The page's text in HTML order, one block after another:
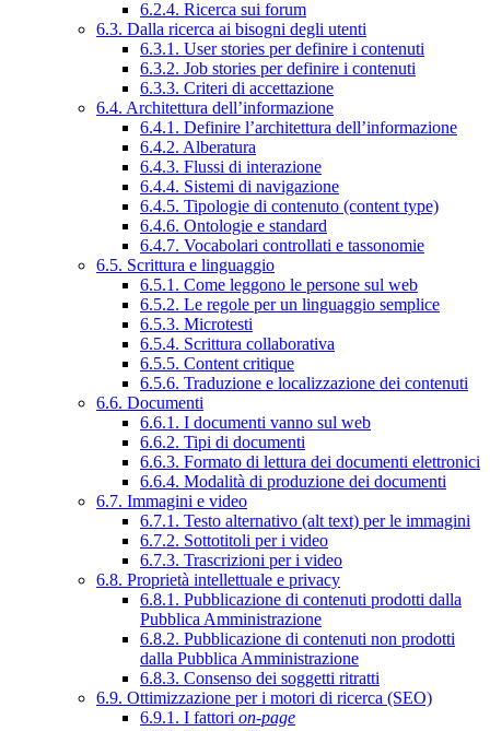
6.2.4. Ricerca sui forum
6.3. Dalla ricerca ai bisogni degli utenti
6.3.1. User stories per definire i contenuti
6.3.2. Job stories per definire i contenuti
6.3.3. Criteri di accettazione
6.4. Architettura dell’informazione
6.4.1. Definire l’architettura dell’informazione
6.4.2. Alberatura
6.4.3. Flussi di interazione
6.4.4. Sistemi di navigazione
6.4.5. Tipologie di contenuto (content type)
6.4.6. Ontologie e standard
6.4.7. Vocabolari controllati e tassonomie
6.5. Scrittura e linguaggio
6.5.1. Come leggono le persone sul web
6.5.2. Le regole per un linguaggio semplice
6.5.3. Microtesti
6.5.4. Scrittura collaborativa
6.5.5. Content critique
6.5.6. Traduzione e localizzazione dei contenuti
6.6. Documenti
6.6.1. I documenti vanno sul web
6.6.2. Tipi di documenti
6.6.3. Formato di lettura dei documenti elettronici
6.6.4. Modalità di produzione dei documenti
6.7. Immagini e video
6.7.1. Testo alternativo (alt text) per le immagini
6.7.2. Sottotitoli per i video
6.7.3. Trascrizioni per i video
6.8. Proprietà intellettuale e privacy
6.8.1. Pubblicazione di contenuti prodotti dalla
Pubblica Amministrazione
6.8.2. Pubblicazione di contenuti non prodotti
dalla Pubblica Amministrazione
6.8.3. Consenso dei soggetti ritratti
6.9. Ottimizzazione per i motori di ricerca (SEO)
6.9.1. I fattori on-page